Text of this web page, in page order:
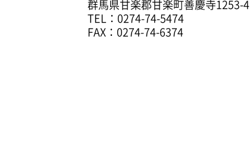
群馬県甘楽郡甘楽町善慶寺1253-4
TEL：0274-74-5474
FAX：0274-74-6374